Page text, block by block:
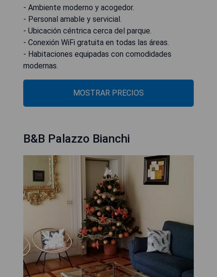
- Ambiente moderno y acogedor.
- Personal amable y servicial.
- Ubicación céntrica cerca del parque.
- Conexión WiFi gratuita en todas las áreas.
- Habitaciones equipadas con comodidades
modernas.
MOSTRAR PRECIOS
B&B Palazzo Bianchi